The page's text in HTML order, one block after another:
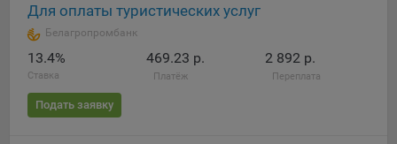
Chrome
Safari
Microsoft Edge
Для оплаты туристических услуг
Белагропромбанк
13.4%
Ставка
469.23 р.
Платёж
2 892 р.
Переплата
Подать заявку